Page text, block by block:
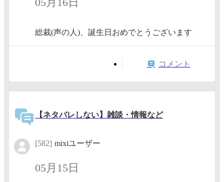
総裁(声の人)、誕生日おめでとうございます
コメント
【ネタバレしない】雑談・情報など
[582] mixiユーザー
05月15日